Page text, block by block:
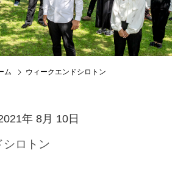
ム ウィークエンドシロトン
年 8月 10日
シロトン